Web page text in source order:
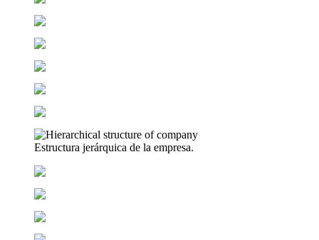
Estructura jerárquica de la empresa.